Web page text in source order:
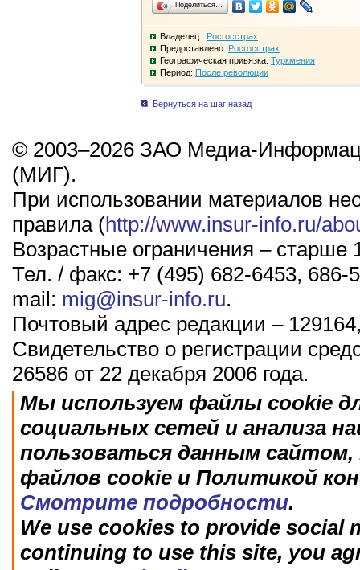
Поделиться…
Владелец : Росгосстрах
Предоставлено: Росгосстрах
Географическая привязка: Туркмения
Период: После революции
Вернуться на шаг назад
© 2003–2026 ЗАО Медиа-
(МИГ).
При использовании материалов
правила (http://www.insur-info.ru/
Возрастные ограничения – старше
Тел. / факс: +7 (495) 682-6453, 686-
mail: mig@insur-info.ru.
Почтовый адрес редакции –
Свидетельство о регистрации
26586 от 22 декабря 2006 года.
Мы используем файлы cookie
социальных сетей и анализа
пользоваться данным
файлов cookie и Политикой
Смотрите подробности.
We use cookies to provide social
continuing to use this site, you